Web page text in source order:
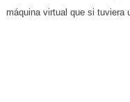
máquina virtual que si tuviera